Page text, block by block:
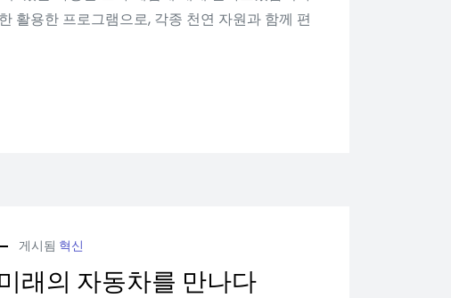
활용한 프로그램으로, 각종 천연 자원과 함께 편
게시됨 혁신
래의 자동차를 만나다